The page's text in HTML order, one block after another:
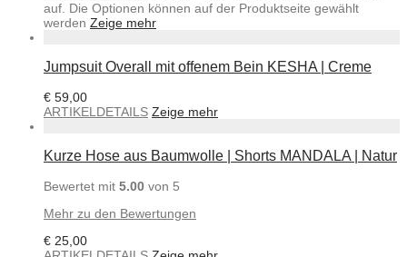
auf. Die Optionen können auf der Produktseite gewählt
werden Zeige mehr
Jumpsuit Overall mit offenem Bein KESHA | Creme
€ 59,00
ARTIKELDETAILS Zeige mehr
Kurze Hose aus Baumwolle | Shorts MANDALA | Natur
Bewertet mit 5.00 von 5
Mehr zu den Bewertungen
€ 25,00